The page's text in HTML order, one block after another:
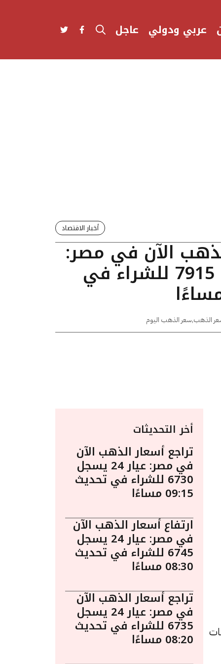
عربي ودولي عاجل
أخبار الاقتصاد
الآن في مصر:
عيار 24 يسجل 7915 للشراء في
الذهب,سعر الذهب اليوم
بانخفاض قدره 5 جنيهات
أخر التحديثات
تراجع أسعار الذهب الآن
في مصر: عيار 24 يسجل
6730 للشراء في تحديث
09:15 مساءًا
ارتفاع أسعار الذهب الآن
في مصر: عيار 24 يسجل
6745 للشراء في تحديث
08:30 مساءًا
تراجع أسعار الذهب الآن
في مصر: عيار 24 يسجل
6735 للشراء في تحديث
08:20 مساءًا